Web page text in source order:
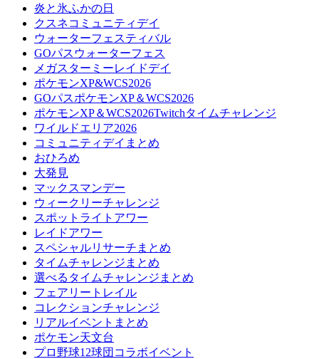
炎と氷ふかの日
クスネコミュニティデイ
ウォーターフェスティバル
GOパスウォーターフェス
メガスターミーレイドデイ
ポケモンXP&WCS2026
GOパスポケモンXP＆WCS2026
ポケモンXP＆WCS2026Twitchタイムチャレンジ
ワイルドエリア2026
コミュニティデイまとめ
おひろめ
大発見
マックスマンデー
ウィークリーチャレンジ
スポットライトアワー
レイドアワー
スペシャルリサーチまとめ
タイムチャレンジまとめ
選べるタイムチャレンジまとめ
フェアリートレイル
コレクションチャレンジ
リアルイベントまとめ
ポケモン天文台
プロ野球12球団コラボイベント